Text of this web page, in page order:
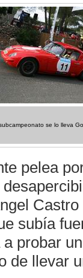
se lo lleva
pelea
subía
probar
de llevar